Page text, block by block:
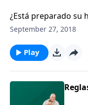
¿Está preparado su
Bárbara Rainey,
que los padres
antes de lanzarlos
September 27, 2018
Play